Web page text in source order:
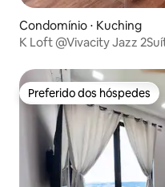
Condomínio ⋅ Kuching
K Loft @Vivacity Jazz
Preferido dos hóspedes
Preferido dos hóspedes